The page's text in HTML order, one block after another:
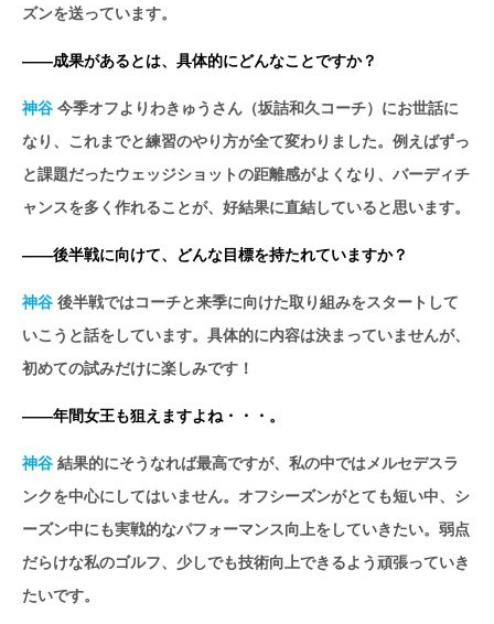
ズンを送っています。
――成果があるとは、具体的にどんなことですか？
神谷 今季オフよりわきゅうさん（坂詰和久コーチ）にお世話に
なり、これまでと練習のやり方が全て変わりました。例えばずっ
と課題だったウェッジショットの距離感がよくなり、バーディチ
ャンスを多く作れることが、好結果に直結していると思います。
――後半戦に向けて、どんな目標を持たれていますか？
神谷 後半戦ではコーチと来季に向けた取り組みをスタートして
いこうと話をしています。具体的に内容は決まっていませんが、
初めての試みだけに楽しみです！
――年間女王も狙えますよね・・・。
神谷 結果的にそうなれば最高ですが、私の中ではメルセデスラ
ンクを中心にしてはいません。オフシーズンがとても短い中、シ
ーズン中にも実戦的なパフォーマンス向上をしていきたい。弱点
だらけな私のゴルフ、少しでも技術向上できるよう頑張っていき
たいです。